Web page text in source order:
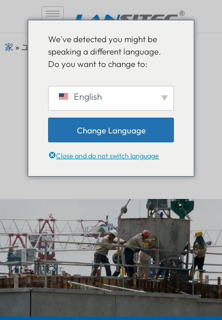
テ
家 » ユースケース建設現場
使用事例
建設現場
We've detected you might be
speaking a different language.
Do you want to change to:
English
Change Language
Close and do not switch language